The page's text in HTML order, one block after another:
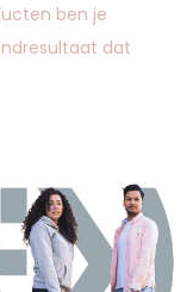
ben je
dat